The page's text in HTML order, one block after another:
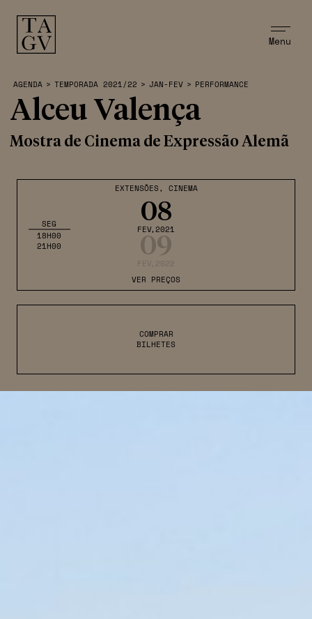
Menu
EXTENSÕES, CINEMA
08
FEV,2021
09
FEV,2022
SEG
18H00
21H00
VER PREÇOS
COMPRAR
BILHETES
AGENDA > TEMPORADA 2021/22 > JAN-FEV > PERFORMANCE
Alceu Valença
Mostra de Cinema de Expressão Alemã